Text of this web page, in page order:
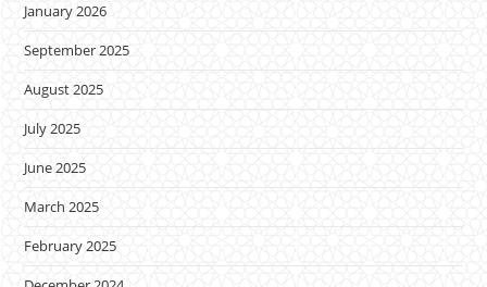
January 2026
September 2025
August 2025
July 2025
June 2025
March 2025
February 2025